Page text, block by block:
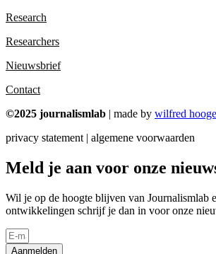
Research
Researchers
Nieuwsbrief
Contact
©2025 journalismlab | made by wilfred
privacy statement | algemene voorwaarden
Meld je aan voor onze
Wil je op de hoogte blijven van Journalismlab
ontwikkelingen schrijf je dan in voor onze
Aanmelden